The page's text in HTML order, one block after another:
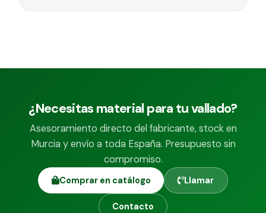
¿Necesitas material para tu vallado?
Asesoramiento directo del fabricante, stock en
Murcia y envío a toda España. Presupuesto sin
compromiso.
Comprar en catálogo Llamar
Contacto